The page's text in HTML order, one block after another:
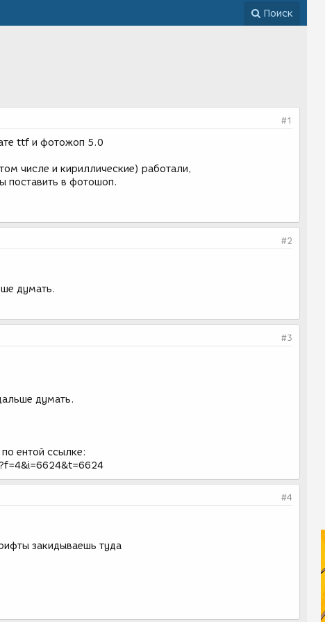
Поиск
#1
ttf и фотожоп 5.0
числе и кириллические) работали,
поставить в фотошоп.
#2
думать.
#3
думать.
ентой ссылке:
#4
закидываешь туда